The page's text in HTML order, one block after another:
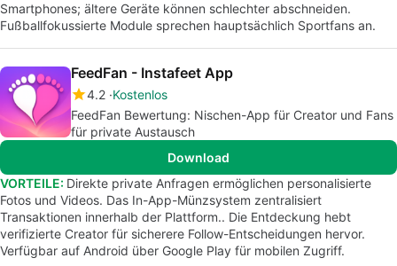
Smartphones; ältere Geräte können schlechter abschneiden.
Fußballfokussierte Module sprechen hauptsächlich Sportfans an.
FeedFan - Instafeet App
4.2 Kostenlos
FeedFan Bewertung: Nischen-App für Creator und Fans
für private Austausch
Download
VORTEILE: Direkte private Anfragen ermöglichen personalisierte
Fotos und Videos. Das In-App-Münzsystem zentralisiert
Transaktionen innerhalb der Plattform.. Die Entdeckung hebt
verifizierte Creator für sicherere Follow-Entscheidungen hervor.
Verfügbar auf Android über Google Play für mobilen Zugriff.